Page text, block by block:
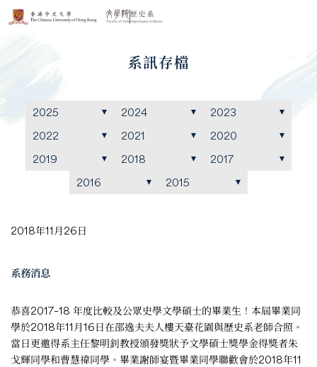
系訊存檔
2025 2024
2023
2022
2021
2020
2019
2018
2017
2016
2015
2018年11月26日
系務消息
恭喜2017–18 年度比較及公眾史學文學碩士的畢業生！本屆畢業同
學於2018年11月16日在邵逸夫夫人樓天臺花園與歷史系老師合照。
當日更邀得系主任黎明釗教授頒發獎狀予文學碩士獎學金得獎者朱
戈輝同學和曹慧禕同學。畢業謝師宴暨畢業同學聯歡會於2018年11